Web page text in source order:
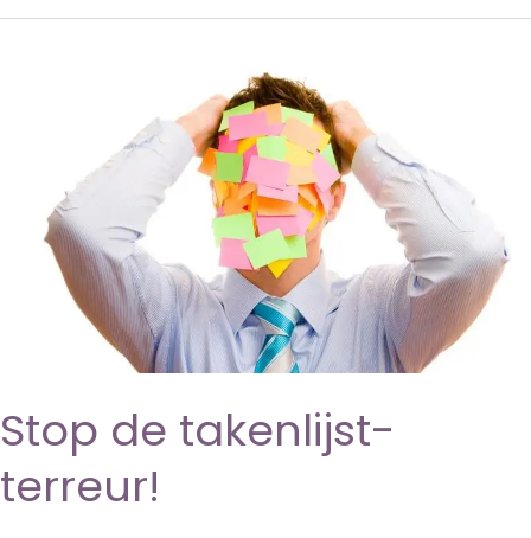
beter
Stop de takenlijst-
terreur!